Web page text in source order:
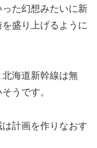
た幻想みたいに新
盛り上げるように
海道新幹線は無
うです。
計画を作りなおす